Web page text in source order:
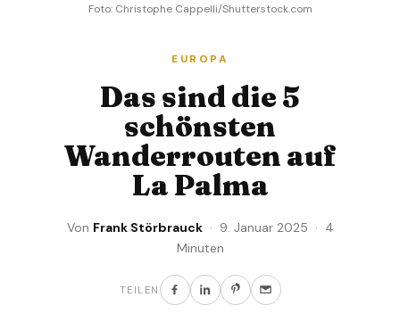
Foto: Christophe Cappelli/Shutterstock.com
EUROPA
Das sind die 5
schönsten
Wanderrouten auf
La Palma
Von Frank Störbrauck· 9. Januar 2025 · 4
Minuten
TEILEN